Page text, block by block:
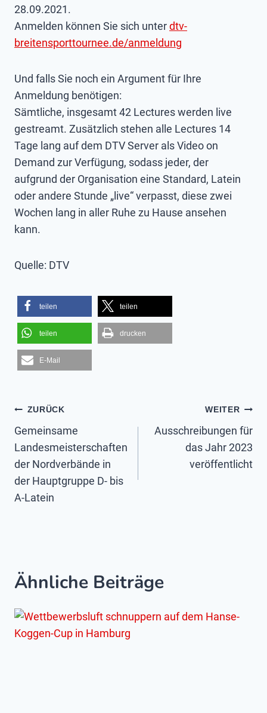
28.09.2021.
Anmelden können Sie sich unterdtv-
breitensporttournee.de/anmeldung
Und falls Sie noch ein Argument für Ihre
Anmeldung benötigen:
Sämtliche, insgesamt 42 Lectures werden live
gestreamt. Zusätzlich stehen alle Lectures 14
Tage lang auf dem DTV Server als Video on
Demand zur Verfügung, sodass jeder, der
aufgrund der Organisation eine Standard, Latein
oder andere Stunde „live“ verpasst, diese zwei
Wochen lang in aller Ruhe zu Hause ansehen
kann.
Quelle: DTV
teilen teilen
teilen drucken
E-Mail
Beitragsnavigation
ZURÜCK
Gemeinsame
Landesmeisterschaften
der Nordverbände in
der Hauptgruppe D- bis
A-Latein
WEITER
Ausschreibungen für
das Jahr 2023
veröffentlicht
Ähnliche Beiträge